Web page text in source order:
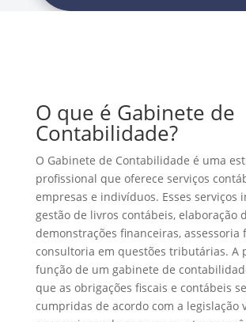
O que é Gabinete de
Contabilidade?
O Gabinete de Contabilidade é uma
profissional que oferece serviços
empresas e indivíduos. Esses serviços
gestão de livros contábeis, elaboração
demonstrações financeiras, assessoria
consultoria em questões tributárias. A
função de um gabinete de
que as obrigações fiscais e contábeis
cumpridas de acordo com a legislação